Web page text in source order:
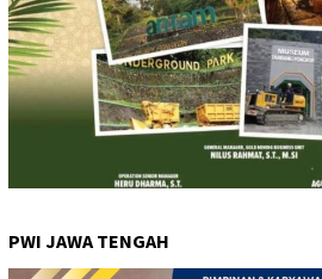
PWI JAWA TENGAH